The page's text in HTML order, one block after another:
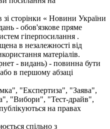
зі сторінки « Новини України
- обов'язкове пряме
гіперпосилання .
в незалежності від
матеріалів.
- видань) - повинна бути
в першому абзаці
"Експертиза", "Заява",
"Вибори", "Тест-драйв",
на правах
спільно з